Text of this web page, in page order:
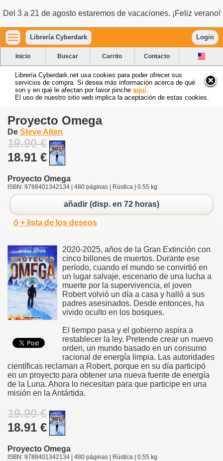
Del 3 a 21 de agosto estaremos de vacaciones. ¡Feliz verano!
Librería Cyberdark Login
Inicio Buscar Carrito Contacto
Librería Cyberdark.net usa cookies para poder ofrecer sus
servicios de compra. Si desea más información acerca de qué
son y en qué le afectan por favor pinche aquí
El uso de nuestro sitio web implica la aceptación de estas cookies.
Proyecto Omega
De Steve Alten
19.90 €
18.91 €
Proyecto Omega
ISBN: 9788401342134 | 480 páginas | Rústica | 0.55 kg
añadir (disp. en 72 horas)
ó + lista de los deseos
2020-2025, años de la Gran Extinción con
cinco billones de muertos. Durante ese
período, cuando el mundo se convirtió en
un lugar salvaje, escenario de una lucha a
muerte por la supervivencia, el joven
Robert volvió un día a casa y halló a sus
padres asesinados. Desde entonces, ha
vivido oculto en los bosques.
El tiempo pasa y el gobierno aspira a
restablecer la ley. Pretende crear un nuevo
orden, un mundo basado en un consumo
racional de energía limpia. Las autoridades
científicas reclaman a Robert, porque en su día participó
en un proyecto para obtener una nueva fuente de energía
de la Luna. Ahora lo necesitan para que participe en una
misión en la Antártida.
19.90 €
18.91 €
Proyecto Omega
ISBN: 9788401342134 | 480 páginas | Rústica | 0.55 kg